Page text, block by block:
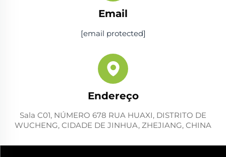
Email
[email protected]
Endereço
Sala C01, NÚMERO 678 RUA HUAXI, DISTRITO DE
WUCHENG, CIDADE DE JINHUA, ZHEJIANG, CHINA